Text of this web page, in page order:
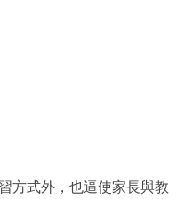
方式外，也逼使家長與教